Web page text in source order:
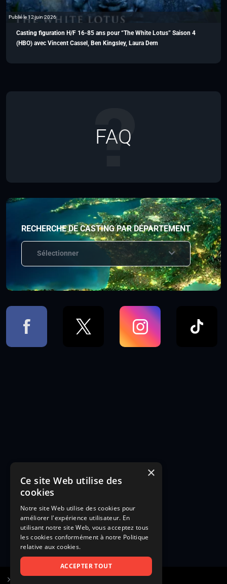
Publié le 12 juin 2026
Casting figuration H/F 16-85 ans pour “The White Lotus” Saison 4
(HBO) avec Vincent Cassel, Ben Kingsley, Laura Dern
FAQ
RECHERCHE DE CASTING PAR DÉPARTEMENT
Sélectionner
×
Ce site Web utilise des
cookies
Notre site Web utilise des cookies pour
améliorer l'expérience utilisateur. En
utilisant notre site Web, vous acceptez tous
les cookies conformément à notre Politique
relative aux cookies.
ACCEPTER TOUT